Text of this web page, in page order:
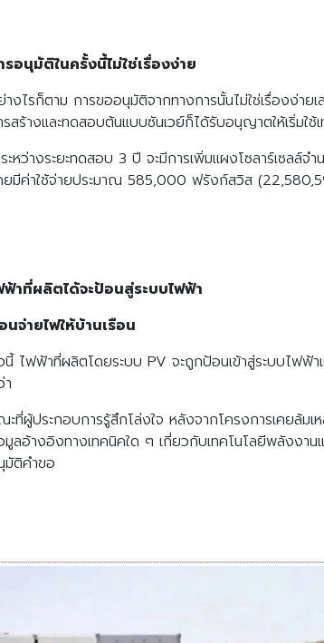
รอนุมัติในครั้งนี้ไม่ใช่เรื่องง่าย
างไรก็ตาม การขออนุมัติจากทางการนั้นไม่ใช่เรื่องง่า
รสร้างและทดสอบต้นแบบซันเวย์ก็ได้รับอนุญาตให้เริ่มใช้
ระหว่างระยะทดสอบ 3 ปี จะมีการเพิ่มแผงโซลาร์เซล
ยมีค่าใช้จ่ายประมาณ 585,000 ฟรังก์สวิส
ฟ้าที่ผลิตได้จะป้อนสู่ระบบไฟฟ้า
นจ่ายไฟให้บ้านเรือน
ไฟฟ้าที่ผลิตโดยระบบ PV จะถูกป้อนเข้าสู่ระบบไฟฟ้า
า
ะที่ผู้ประกอบการรู้สึกโล่งใจ หลังจากโครงการเคยล้ม
มูลอ้างอิงทางเทคนิคใด ๆ เกี่ยวกับเทคโนโลยีพลังงา
มัติคำขอ